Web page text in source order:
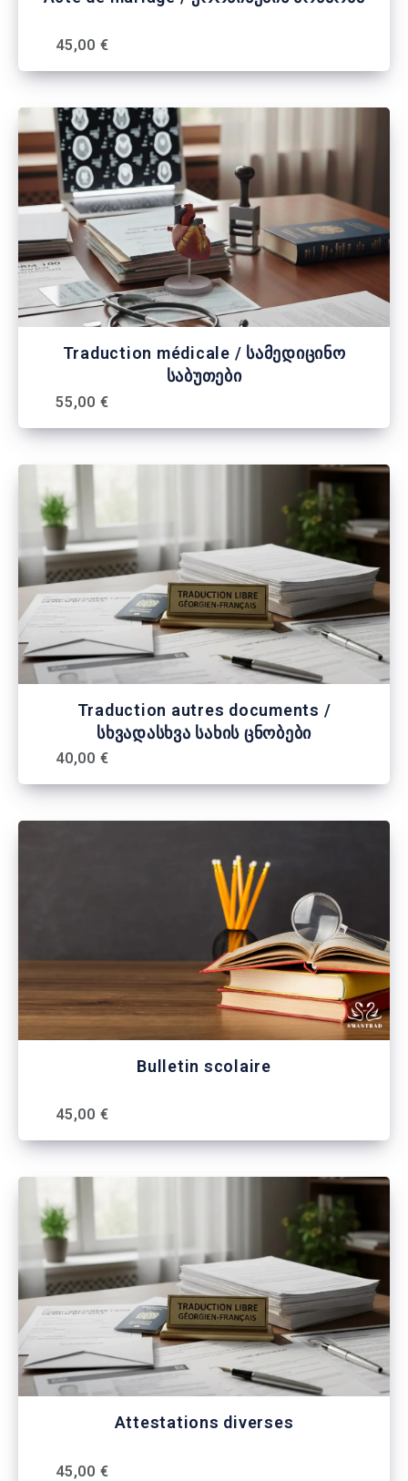
45,00 €
Traduction médicale / სამედიცინო
საბუთები
55,00 €
Traduction autres documents /
სხვადასხვა სახის ცნობები
40,00 €
Bulletin scolaire
45,00 €
Attestations diverses
45,00 €